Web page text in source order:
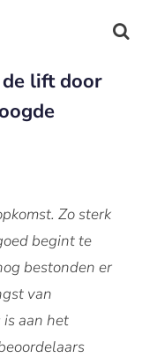
lift door
Zo sterk
begint te
bestonden er
van
aan het